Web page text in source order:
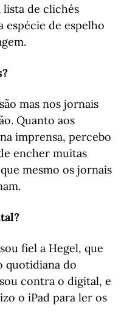
lista de clichés
espécie de espelho
mas nos jornais
Quanto aos
imprensa, percebo
encher muitas
mesmo os jornais
fiel a Hegel, que
quotidiana do
contra o digital, e
o iPad para ler os